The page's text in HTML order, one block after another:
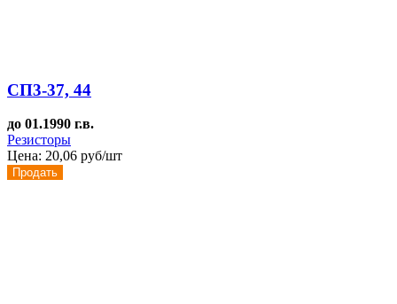
СП3-37, 44
до 01.1990 г.в.
Резисторы
Цена: 20,06 руб/шт
Продать